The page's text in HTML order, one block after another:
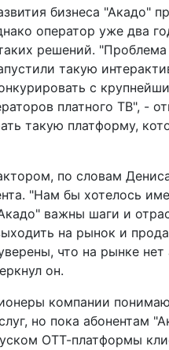
бизнеса "Акадо"
оператор уже два
решений. "Проблема
такую
с
платного ТВ", -
такую платформу,
по словам
"Нам бы хотелось
важны шаги и
на рынок и
что на рынке нет
он.
компании
но пока абонентам
ОТТ-платформы